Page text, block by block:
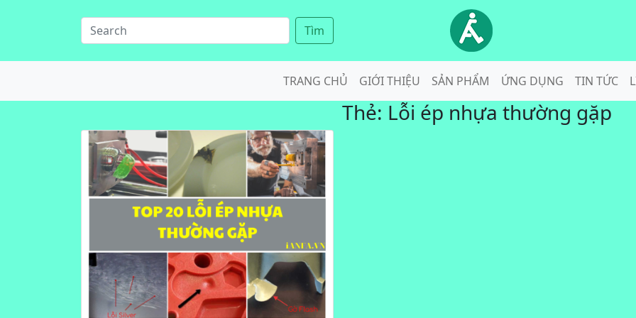
Tìm
TRANG CHỦ GIỚI THIỆU SẢN PHẨM ỨNG DỤNG TIN TỨC
Thẻ: Lỗi ép nhựa thường gặp